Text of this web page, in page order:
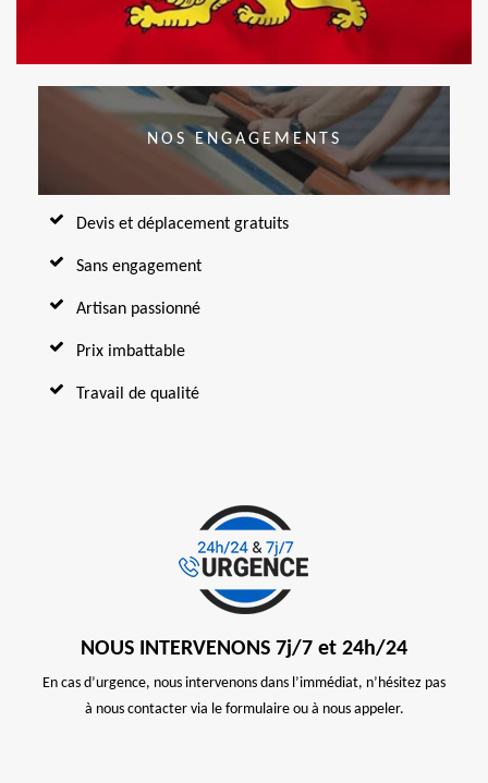
NOS ENGAGEMENTS
Devis et déplacement gratuits
Sans engagement
Artisan passionné
Prix imbattable
Travail de qualité
NOUS INTERVENONS 7j/7 et 24h/24
En cas d’urgence, nous intervenons dans l’immédiat, n’hésitez pas
à nous contacter via le formulaire ou à nous appeler.